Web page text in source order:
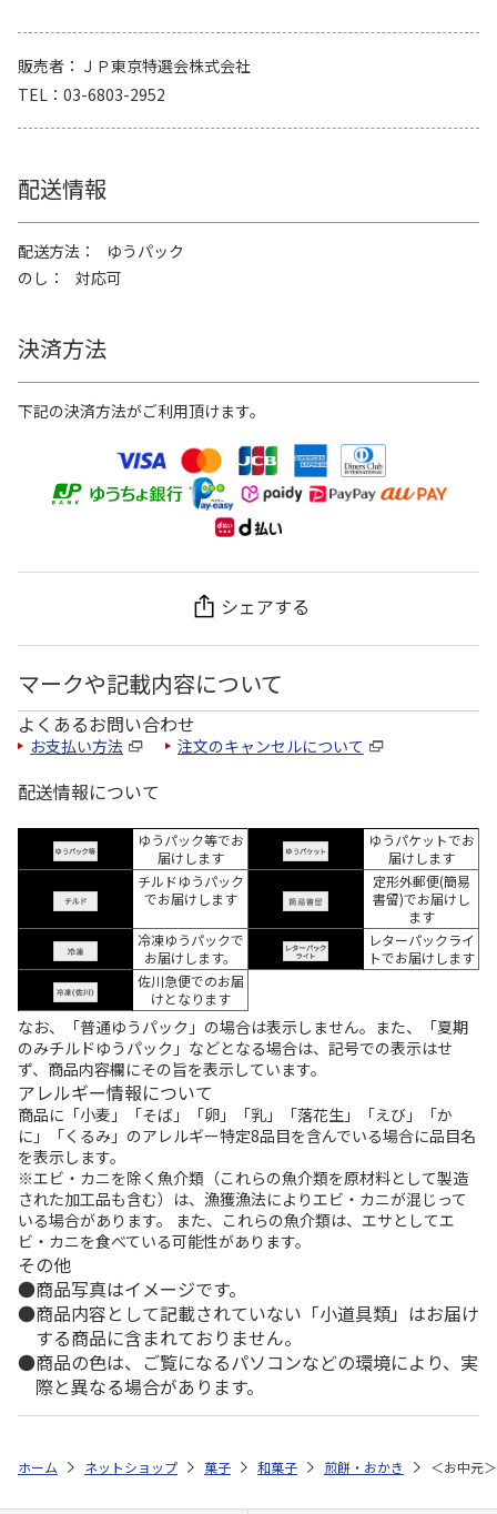
販売者
ＪＰ東京特選会株式会社
TEL
03-6803-2952
配送情報
配送方法
ゆうパック
のし
対応可
決済方法
下記の決済方法がご利用頂けます。
シェアする
マークや記載内容について
よくあるお問い合わせ
お支払い方法 注文のキャンセルについて
配送情報について
ゆうパック等でお
届けします
ゆうパケットでお
届けします
チルドゆうパック
でお届けします
定形外郵便(簡易
書留)でお届けし
ます
冷凍ゆうパックで
お届けします。
レターパックライ
トでお届けします
佐川急便でのお届
けとなります
なお、「普通ゆうパック」の場合は表示しません。また、「夏期
のみチルドゆうパック」などとなる場合は、記号での表示はせ
ず、商品内容欄にその旨を表示しています。
アレルギー情報について
商品に「小麦」「そば」「卵」「乳」「落花生」「えび」「か
に」「くるみ」のアレルギー特定8品目を含んでいる場合に品目名
を表示します。
※エビ・カニを除く魚介類（これらの魚介類を原材料として製造
された加工品も含む）は、漁獲漁法によりエビ・カニが混じって
いる場合があります。 また、これらの魚介類は、エサとしてエ
ビ・カニを食べている可能性があります。
その他
商品写真はイメージです。
商品内容として記載されていない「小道具類」はお届け
する商品に含まれておりません。
商品の色は、ご覧になるパソコンなどの環境により、実
際と異なる場合があります。
ホーム ネットショップ 菓子 和菓子 煎餅・おかき ＜お中元